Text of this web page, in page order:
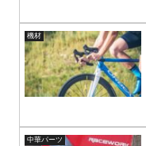
機材
中華パーツ